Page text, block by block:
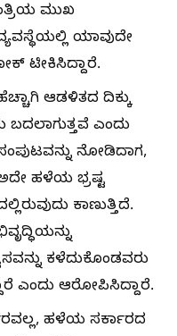
ಮುಖ
ಯಾವುದೇ
ಟೀಕಿಸಿದ್ದಾರೆ.
ಆಡಳಿತದ ದಿಕ್ಕು
ಬದಲಾಗುತ್ತವೆ ಎಂದು
ನೋಡಿದಾಗ,
ಹಳೆಯ ಭ್ರಷ್ಟ
ಕಾಣುತ್ತಿದೆ.
ಕಳೆದುಕೊಂಡವರು
ಎಂದು ಆರೋಪಿಸಿದ್ದಾರೆ.
ಹಳೆಯ ಸರ್ಕಾರದ